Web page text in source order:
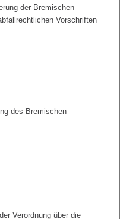
der Bremischen
Vorschriften
des Bremischen
Verordnung über die